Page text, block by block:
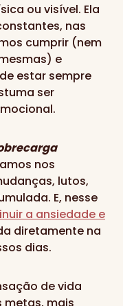
ou visível. Ela
nas
cumprir (nem
e
estar sempre
ser
nos
lutos,
E, nesse
a ansiedade e
diretamente na
dias.
de vida
mais